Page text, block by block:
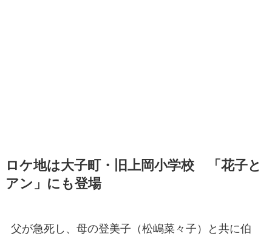
ロケ地は大子町・旧上岡小学校 「花子と
アン」にも登場
父が急死し、母の登美子（松嶋菜々子）と共に伯